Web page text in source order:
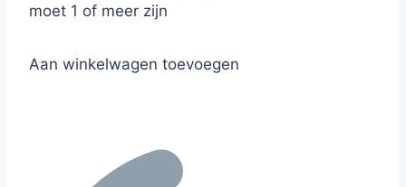
moet 1 of meer zijn
Aan winkelwagen toevoegen